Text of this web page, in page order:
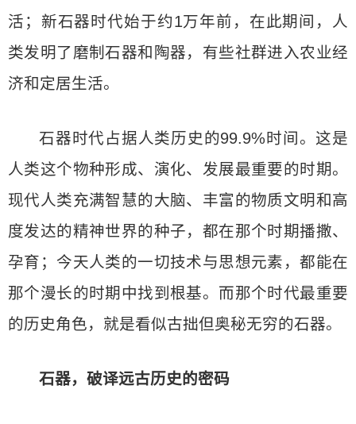
活；新石器时代始于约1万年前，在此期间，人
类发明了磨制石器和陶器，有些社群进入农业经
济和定居生活。
石器时代占据人类历史的99.9%时间。这是
人类这个物种形成、演化、发展最重要的时期。
现代人类充满智慧的大脑、丰富的物质文明和高
度发达的精神世界的种子，都在那个时期播撒、
孕育；今天人类的一切技术与思想元素，都能在
那个漫长的时期中找到根基。而那个时代最重要
的历史角色，就是看似古拙但奥秘无穷的石器。
石器，破译远古历史的密码